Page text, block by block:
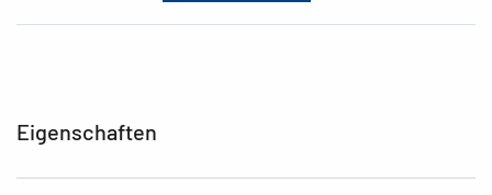
Eigenschaften